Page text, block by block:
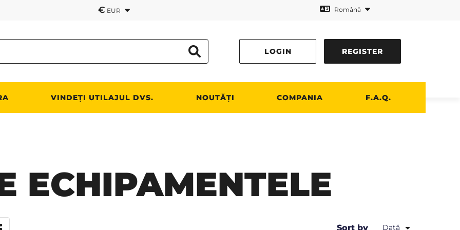
€ EUR Română
LOGIN REGISTER
VINDEȚI UTILAJUL DVS. NOUTĂȚI COMPANIA F.A.Q.
ECHIPAMENTELE
Sort by Dată